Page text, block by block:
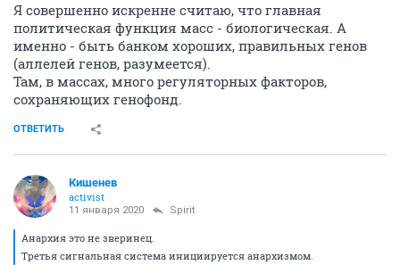
Я совершенно искренне считаю, что главная
политическая функция масс - биологическая. А
именно - быть банком хороших, правильных генов
(аллелей генов, разумеется).
Там, в массах, много регуляторных факторов,
сохраняющих генофонд.
ОТВЕТИТЬ
Кишенев
activist
11 января 2020 Spirit
Анархия это не зверинец.
Третья сигнальная система инициируется анархизмом.